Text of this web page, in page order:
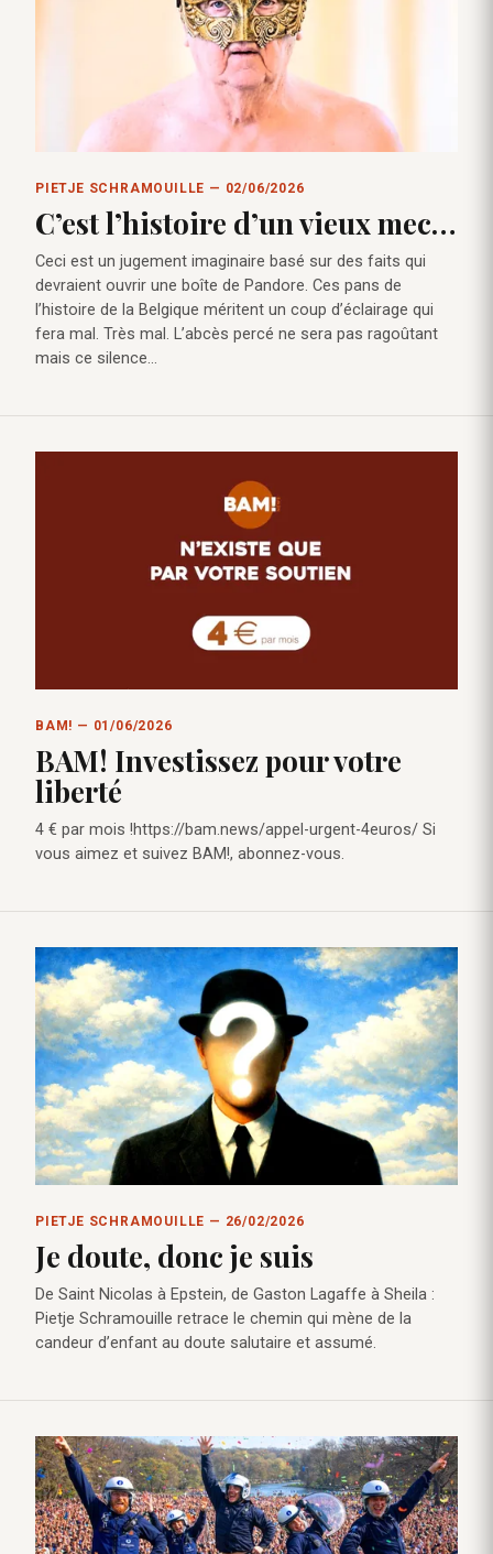
PIETJE SCHRAMOUILLE — 02/06/2026
C’est l’histoire d’un vieux mec…
Ceci est un jugement imaginaire basé sur des faits qui
devraient ouvrir une boîte de Pandore. Ces pans de
l’histoire de la Belgique méritent un coup d’éclairage qui
fera mal. Très mal. L’abcès percé ne sera pas ragoûtant
mais ce silence…
BAM! — 01/06/2026
BAM! Investissez pour votre
liberté
4 € par mois !https://bam.news/appel-urgent-4euros/ Si
vous aimez et suivez BAM!, abonnez-vous.
PIETJE SCHRAMOUILLE — 26/02/2026
Je doute, donc je suis
De Saint Nicolas à Epstein, de Gaston Lagaffe à Sheila :
Pietje Schramouille retrace le chemin qui mène de la
candeur d’enfant au doute salutaire et assumé.